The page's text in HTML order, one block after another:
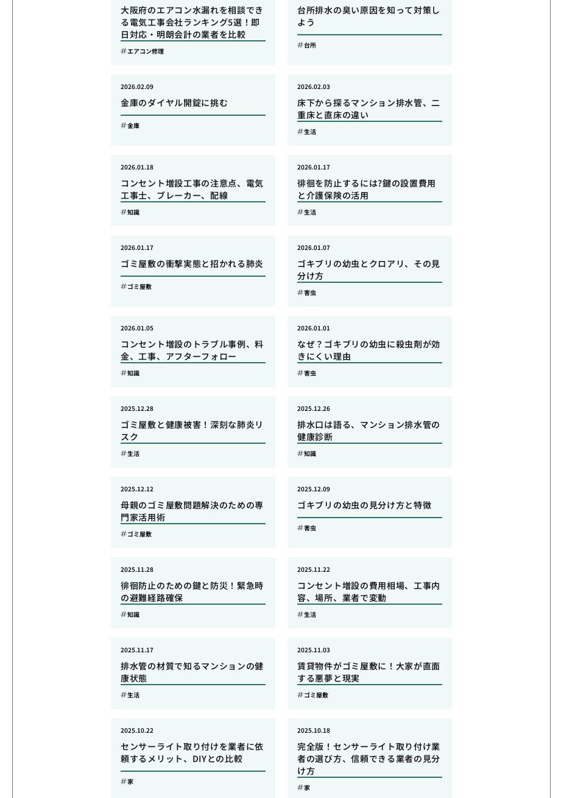
大阪府のエアコン水漏れを相談でき
る電気工事会社ランキング5選！即
日対応・明朗会計の業者を比較
エアコン修理
台所排水の臭い原因を知って対策し
よう
台所
金庫のダイヤル開錠に挑む
2026.02.09
金庫
床下から探るマンション排水管、二
重床と直床の違い
2026.02.03
生活
コンセント増設工事の注意点、電気
工事士、ブレーカー、配線
2026.01.18
知識
徘徊を防止するには?鍵の設置費用
と介護保険の活用
2026.01.17
生活
ゴミ屋敷の衝撃実態と招かれる肺炎
2026.01.17
ゴミ屋敷
ゴキブリの幼虫とクロアリ、その見
分け方
2026.01.07
害虫
コンセント増設のトラブル事例、料
金、工事、アフターフォロー
2026.01.05
知識
なぜ？ゴキブリの幼虫に殺虫剤が効
きにくい理由
2026.01.01
害虫
ゴミ屋敷と健康被害！深刻な肺炎リ
スク
2025.12.28
生活
排水口は語る、マンション排水管の
健康診断
2025.12.26
知識
母親のゴミ屋敷問題解決のための専
門家活用術
2025.12.12
ゴミ屋敷
ゴキブリの幼虫の見分け方と特徴
2025.12.09
害虫
徘徊防止のための鍵と防災！緊急時
の避難経路確保
2025.11.28
知識
コンセント増設の費用相場、工事内
容、場所、業者で変動
2025.11.22
生活
排水管の材質で知るマンションの健
康状態
2025.11.17
生活
賃貸物件がゴミ屋敷に！大家が直面
する悪夢と現実
2025.11.03
ゴミ屋敷
センサーライト取り付けを業者に依
頼するメリット、DIYとの比較
2025.10.22
家
完全版！センサーライト取り付け業
者の選び方、信頼できる業者の見分
け方
2025.10.18
家